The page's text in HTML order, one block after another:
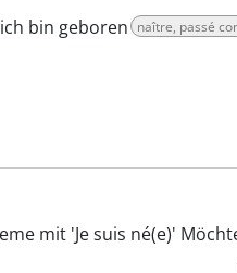
ich bin geboren naître, passé
mit 'Je suis né(e)'